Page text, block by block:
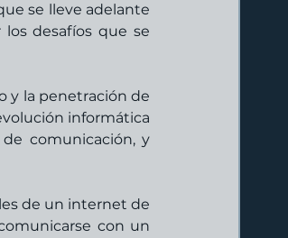
se lleve adelante
desafíos que se
y la penetración de
informática
comunicación, y
de un internet de
con un